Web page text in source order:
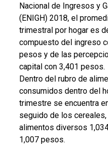
Nacional de Ingresos y
(ENIGH) 2018, el
trimestral por hogar es
compuesto del ingreso
pesos y de las
capital con 3,401 pesos.
Dentro del rubro de
consumidos dentro del
trimestre se encuentra
seguido de los
alimentos diversos
1,007 pesos.